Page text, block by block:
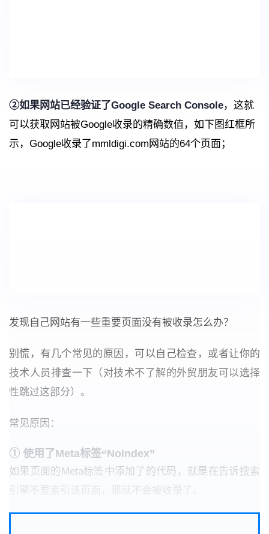
②如果网站已经验证了Google Search Console，这就
可以获取网站被Google收录的精确数值，如下图红框所
示，Google收录了mmldigi.com网站的64个页面；
发现自己网站有一些重要页面没有被收录怎么办？
别慌，有几个常见的原因，可以自己检查，或者让你的
技术人员排查一下（对技术不了解的外贸朋友可以选择
性跳过这部分）。
常见原因：
① 使用了Meta标签“Noindex”
如果页面的Meta标签中添加了的代码，就是在告诉搜索
引擎不要索引该页面，那就不会被收录了。